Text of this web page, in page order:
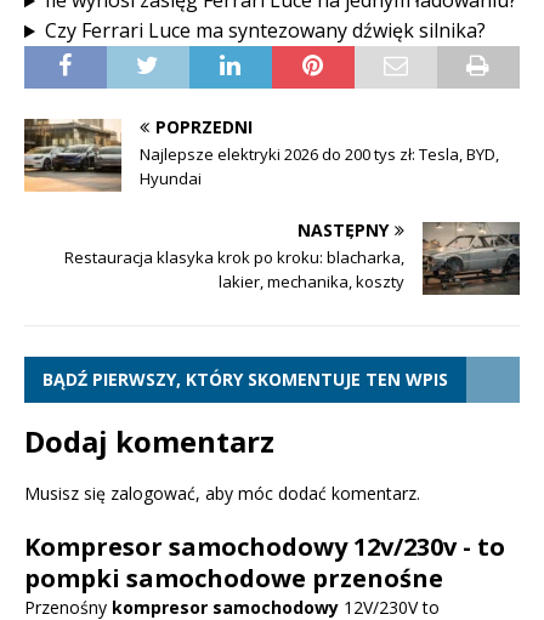
Czy Ferrari Luce ma syntezowany dźwięk silnika?
POPRZEDNI
Najlepsze elektryki 2026 do 200 tys zł: Tesla, BYD,
Hyundai
NASTĘPNY
Restauracja klasyka krok po kroku: blacharka,
lakier, mechanika, koszty
BĄDŹ PIERWSZY, KTÓRY SKOMENTUJE TEN WPIS
Dodaj komentarz
Musisz się zalogować, aby móc dodać komentarz.
Kompresor samochodowy 12v/230v - to
pompki samochodowe przenośne
Przenośny kompresor samochodowy 12V/230V to